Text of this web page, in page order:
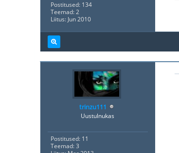
Postitused: 134
Teemad: 2
Liitus: Jun 2010
trinzu111
Uustulnukas
Postitused: 11
Teemad: 3